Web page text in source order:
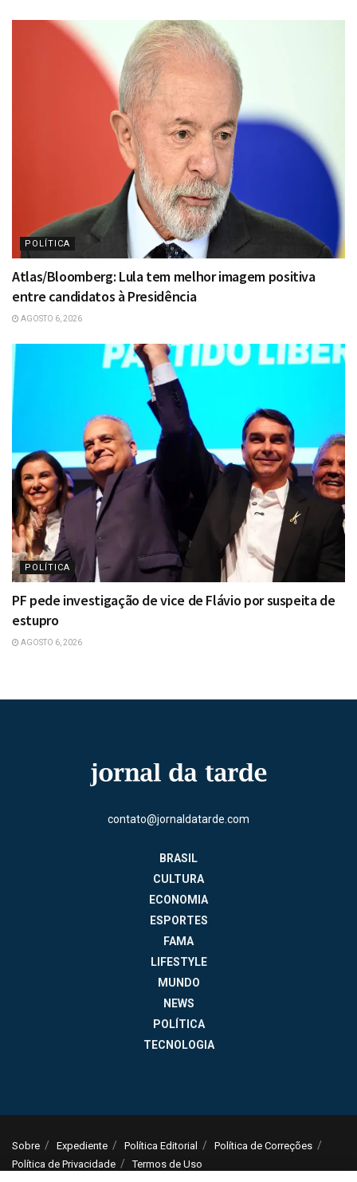
POLÍTICA
Atlas/Bloomberg: Lula tem melhor imagem positiva
entre candidatos à Presidência
AGOSTO 6, 2026
POLÍTICA
PF pede investigação de vice de Flávio por suspeita de
estupro
AGOSTO 6, 2026
contato@jornaldatarde.com
BRASIL
CULTURA
ECONOMIA
ESPORTES
FAMA
LIFESTYLE
MUNDO
NEWS
POLÍTICA
TECNOLOGIA
Sobre Expediente Política Editorial
Política de Correções
Política de Privacidade
Termos de Uso